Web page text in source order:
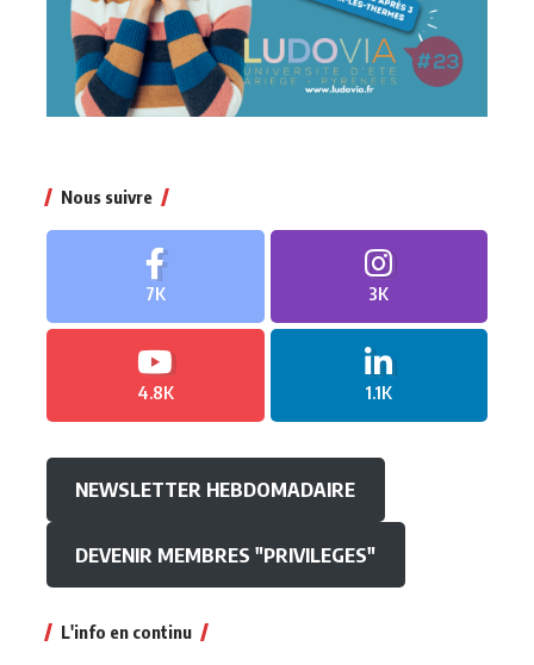
Nous suivre
7K 3K
4.8K 1.1K
NEWSLETTER HEBDOMADAIRE
DEVENIR MEMBRES "PRIVILEGES"
L'info en continu